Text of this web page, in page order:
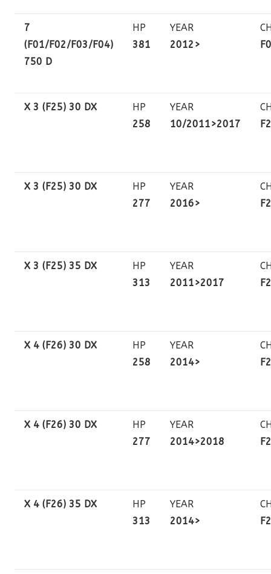
7
(F01/F02/F03/F04)
750 D
HP
381
YEAR
2012>
X 3 (F25) 30 DX
HP
258
YEAR
10/2011>2017
X 3 (F25) 30 DX
HP
277
YEAR
2016>
X 3 (F25) 35 DX
HP
313
YEAR
2011>2017
X 4 (F26) 30 DX
HP
258
YEAR
2014>
X 4 (F26) 30 DX
HP
277
YEAR
2014>2018
X 4 (F26) 35 DX
HP
313
YEAR
2014>